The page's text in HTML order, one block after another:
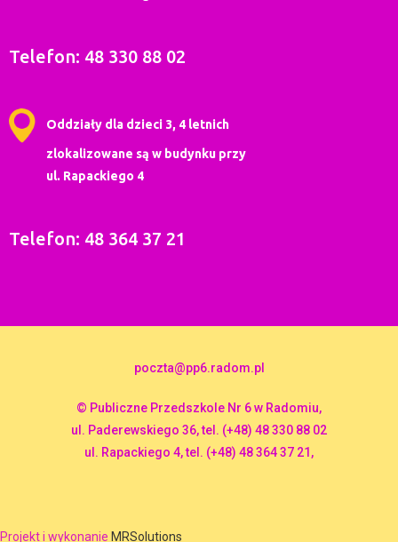
Telefon: 48 330 88 02
Oddziały dla dzieci 3, 4 letnich
zlokalizowane są w budynku przy
ul. Rapackiego 4
Telefon: 48 364 37 21
poczta@pp6.radom.pl
© Publiczne Przedszkole Nr 6 w Radomiu,
ul. Paderewskiego 36, tel. (+48) 48 330 88 02
ul. Rapackiego 4, tel. (+48) 48 364 37 21,
Projekt i wykonanie MRSolutions